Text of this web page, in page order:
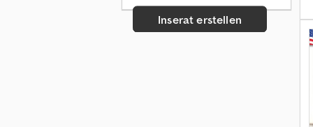
Inserat erstellen